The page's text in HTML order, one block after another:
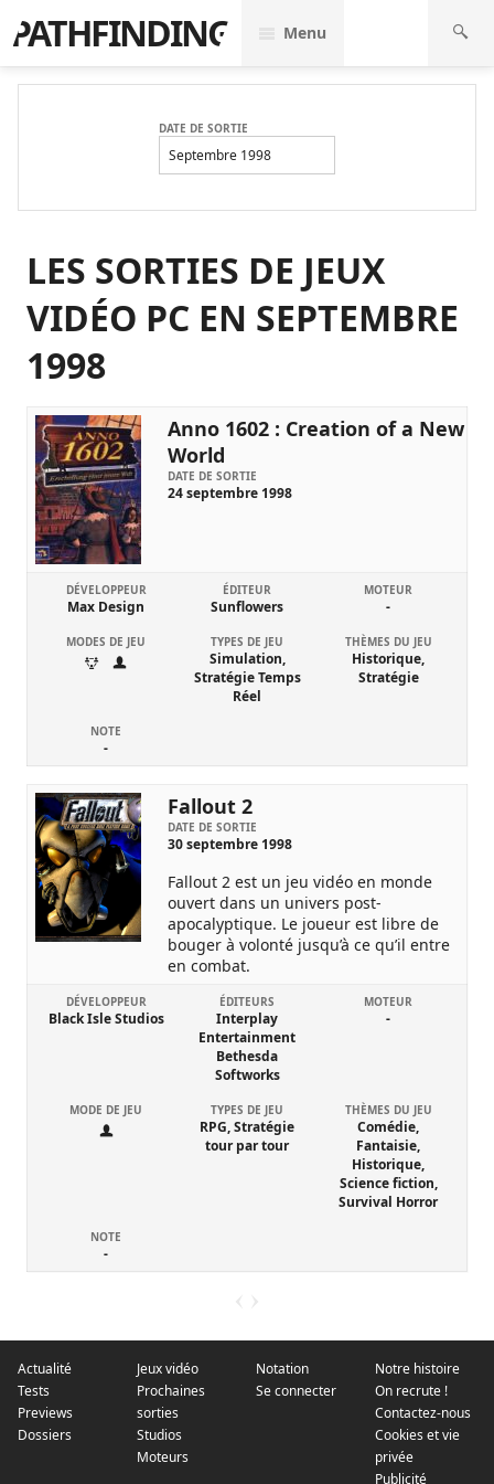
PATHFINDING Menu
DATE DE SORTIE
Septembre 1998
LES SORTIES DE JEUX
VIDÉO PC EN SEPTEMBRE
1998
Anno 1602 : Creation of a New
World
DATE DE SORTIE
24 septembre 1998
DÉVELOPPEUR
Max Design
ÉDITEUR
Sunflowers
MOTEUR
-
MODES DE JEU TYPES DE JEU
Simulation,
Stratégie Temps
Réel
THÈMES DU JEU
Historique,
Stratégie
NOTE
-
Fallout 2
DATE DE SORTIE
30 septembre 1998
Fallout 2 est un jeu vidéo en monde
ouvert dans un univers post-
apocalyptique. Le joueur est libre de
bouger à volonté jusqu’à ce qu’il entre
en combat.
DÉVELOPPEUR
Black Isle Studios
ÉDITEURS
Interplay
Entertainment
Bethesda
Softworks
MOTEUR
-
MODE DE JEU TYPES DE JEU
RPG, Stratégie
tour par tour
THÈMES DU JEU
Comédie,
Fantaisie,
Historique,
Science fiction,
Survival Horror
NOTE
-
Actualité
Tests
Previews
Dossiers
Jeux vidéo
Prochaines
sorties
Studios
Moteurs
Notation
Se connecter
Notre histoire
On recrute !
Contactez-nous
Cookies et vie
privée
Publicité